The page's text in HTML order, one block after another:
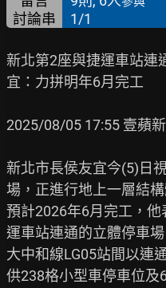
討論串 1/1
新北第2座與捷運車站連
宜：力拼明年6月完工
2025/08/05 17:55 壹蘋
新北市長侯友宜今(5)日
場，正進行地上一層結構
預計2026年6月完工，
運車站連通的立體停車
大中和線LG05站間以連
供238格小型車停車位及